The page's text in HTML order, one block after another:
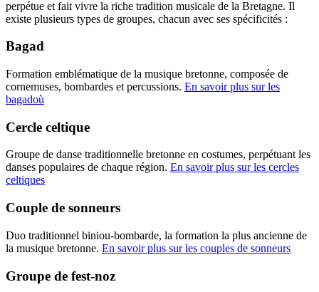
perpétue et fait vivre la riche tradition musicale de la Bretagne. Il
existe plusieurs types de groupes, chacun avec ses spécificités :
Bagad
Formation emblématique de la musique bretonne, composée de
cornemuses, bombardes et percussions. En savoir plus sur les
bagadoù
Cercle celtique
Groupe de danse traditionnelle bretonne en costumes, perpétuant les
danses populaires de chaque région. En savoir plus sur les cercles
celtiques
Couple de sonneurs
Duo traditionnel biniou-bombarde, la formation la plus ancienne de
la musique bretonne. En savoir plus sur les couples de sonneurs
Groupe de fest-noz